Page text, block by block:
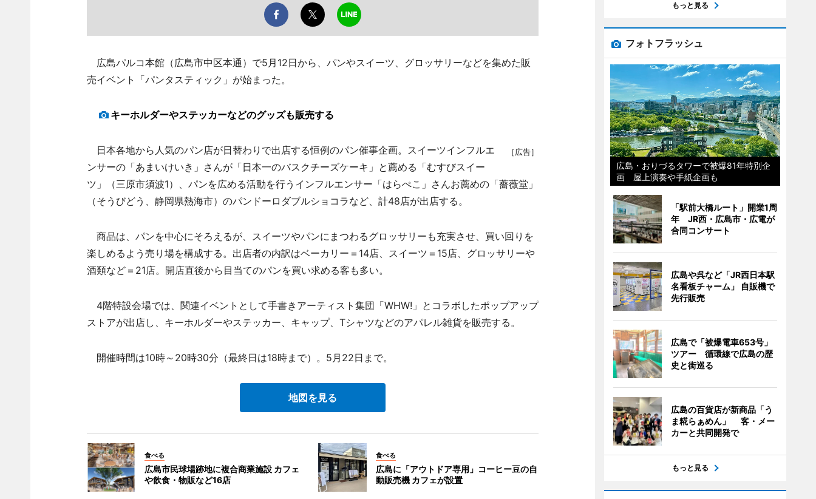
広島パルコ本館（広島市中区本通）で5月12日から、パンやスイーツ、グロッサリーなどを集めた販
売イベント「パンタスティック」が始まった。
キーホルダーやステッカーなどのグッズも販売する
［広告］
日本各地から人気のパン店が日替わりで出店する恒例のパン催事企画。スイーツインフルエ
ンサーの「あまいけいき」さんが「日本一のバスクチーズケーキ」と薦める「むすびスイー
ツ」（三原市須波1）、パンを広める活動を行うインフルエンサー「はらぺこ」さんお薦めの「薔薇堂」
（そうびどう、静岡県熱海市）のパンドーロダブルショコラなど、計48店が出店する。
商品は、パンを中心にそろえるが、スイーツやパンにまつわるグロッサリーも充実させ、買い回りを
楽しめるよう売り場を構成する。出店者の内訳はベーカリー＝14店、スイーツ＝15店、グロッサリーや
酒類など＝21店。開店直後から目当てのパンを買い求める客も多い。
4階特設会場では、関連イベントとして手書きアーティスト集団「WHW!」とコラボしたポップアップ
ストアが出店し、キーホルダーやステッカー、キャップ、Tシャツなどのアパレル雑貨を販売する。
開催時間は10時～20時30分（最終日は18時まで）。5月22日まで。
地図を見る
食べる
広島市民球場跡地に複合商業施設 カフェ
や飲食・物販など16店
食べる
広島に「アウトドア専用」コーヒー豆の自
動販売機 カフェが設置
もっと見る
フォトフラッシュ
広島・おりづるタワーで被爆81年特別企
画 屋上演奏や手紙企画も
「駅前大橋ルート」開業1周
年 JR西・広島市・広電が
合同コンサート
広島や呉など「JR西日本駅
名看板チャーム」 自販機で
先行販売
広島で「被爆電車653号」
ツアー 循環線で広島の歴
史と街巡る
広島の百貨店が新商品「う
ま糀らぁめん」 客・メー
カーと共同開発で
もっと見る